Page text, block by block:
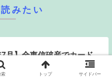
みたい
月】全東信破産でカード
店舗急増！今すぐできる代
索 トップ サイドバー